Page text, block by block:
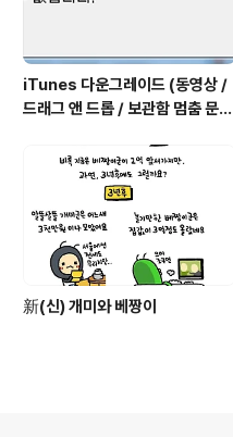
iTunes 다운그레이드 (동영상 /
드래그 앤 드롭 / 보관함 멈춤 문제
新(신) 개미와 베짱이